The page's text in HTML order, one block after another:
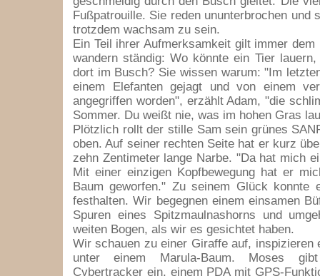
Fußpatrouille. Sie reden ununterbrochen und
trotzdem wachsam zu sein.
Ein Teil ihrer Aufmerksamkeit gilt immer dem
wandern ständig: Wo könnte ein Tier
dort im Busch? Sie wissen warum: "Im
einem Elefanten gejagt und von einem
angegriffen worden", erzählt Adam, "die
Sommer. Du weißt nie, was im hohen Gras
Plötzlich rollt der stille Sam sein grünes
oben. Auf seiner rechten Seite hat er kurz
zehn Zentimeter lange Narbe. "Da hat mich
Mit einer einzigen Kopfbewegung hat er
Baum geworfen." Zu seinem Glück konnte
festhalten. Wir begegnen einem einsamen
Spuren eines Spitzmaulnashorns und
weiten Bogen, als wir es gesichtet haben.
Wir schauen zu einer Giraffe auf, inspizieren
unter einem Marula-Baum. Moses
Cybertracker ein, einem PDA mit GPS-